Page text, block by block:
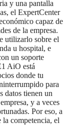
y una pantalla
el ExpertCenter
capaz de
de la empresa.
utilizarlo sobre el
u hospital, e
un soporte
AiO está
donde tu
para
datos tienen un
y a veces
Por eso, a
competencia, el